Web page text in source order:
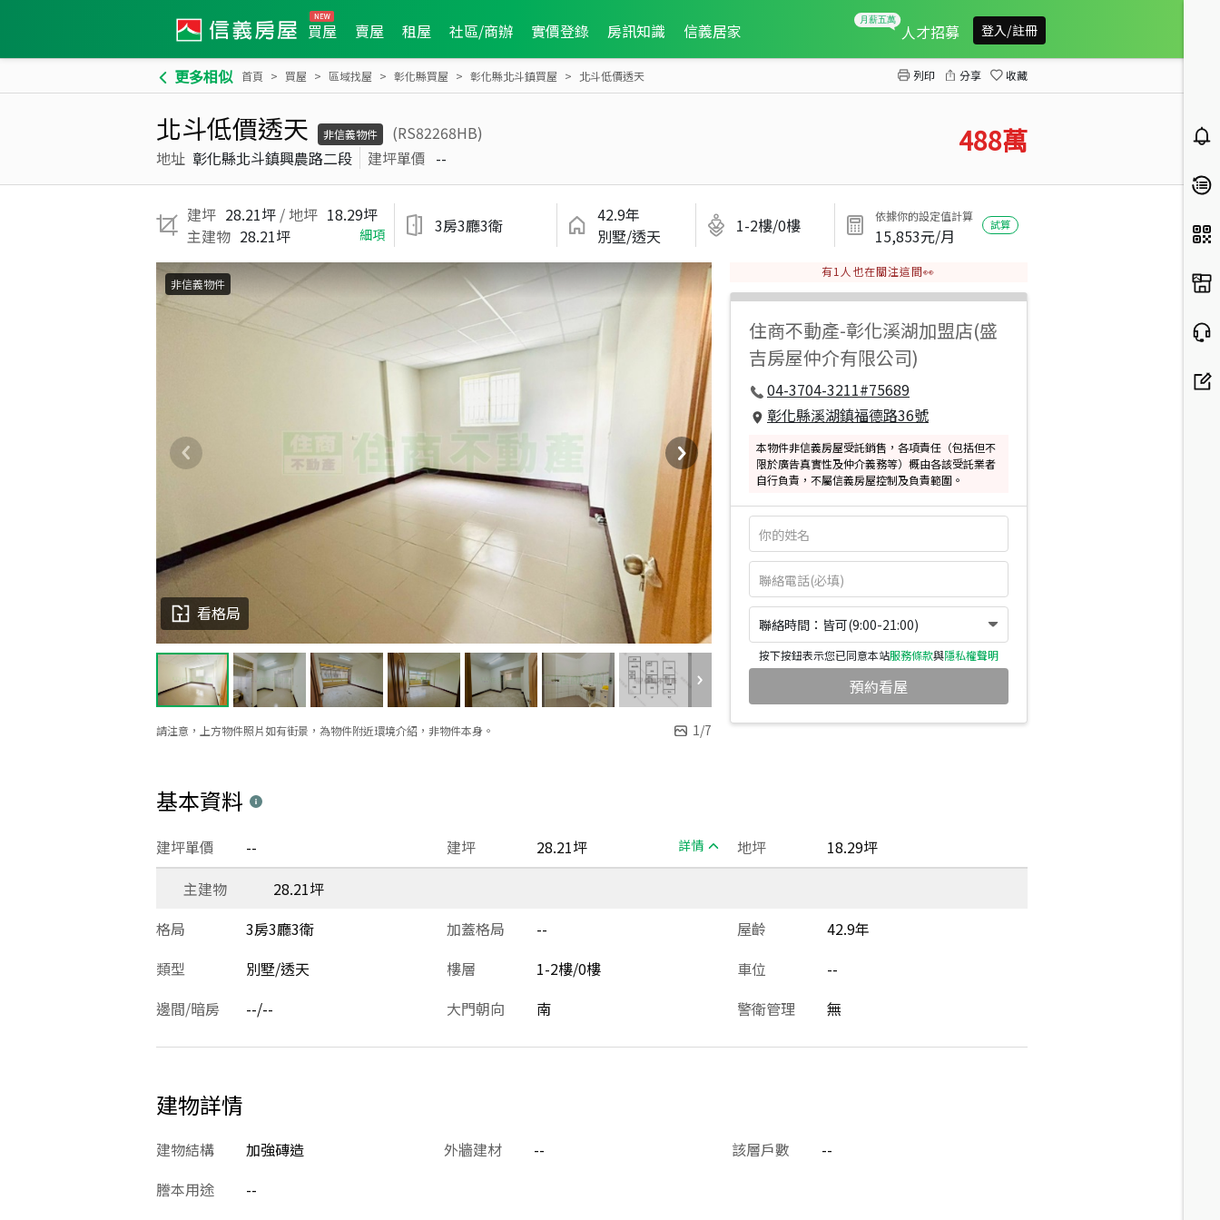
買屋 賣屋 租屋 社區/商辦 實價登錄 房訊知識 信義居家 人才招募 登入/註冊
更多相似 首頁 買屋 區域找屋 彰化縣買屋 彰化縣北斗鎮買屋 北斗低價透天 列印 分享 收藏
北斗低價透天 非信義物件
(RS82268HB)
地址 彰化縣北斗鎮興農路二段 建坪單價 -- 488萬
建坪 28.21坪 / 地坪 18.29坪
主建物 28.21坪 細項 3房3廳3衛
42.9年
別墅/透天
1-2樓/0樓 依據你的設定值計算
15,853元/月
試算
請注意，上方物件照片如有街景，為物件附近環境介紹，非物件本身。 1/7
看格局
非信義物件
有1 人也在關注這間👀
住商不動產-彰化溪湖加盟店(盛
吉房屋仲介有限公司)
04-3704-3211#75689
彰化縣溪湖鎮福德路36號
本物件非信義房屋受託銷售，各項責任（包括但不
限於廣告真實性及仲介義務等）概由各該受託業者
自行負責，不屬信義房屋控制及負責範圍。
聯絡時間：皆可(9:00-21:00)
按下按鈕表示您已同意本站服務條款與隱私權聲明
預約看屋
基本資料
建坪 28.21坪 詳情
建坪單價 -- 地坪
18.29坪
主建物
28.21坪
格局
3房3廳3衛 加蓋格局 -- 屋齡
42.9年
類型
別墅/透天 樓層 1-2樓/0樓 車位
--
邊間/暗房
--/-- 大門朝向 南 警衛管理 無
建物詳情
建物結構 加強磚造 外牆建材 -- 該層戶數
--
謄本用途
--